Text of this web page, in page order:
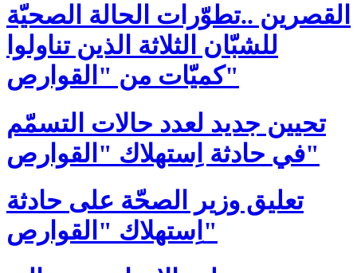
القصرين ..تطوّرات الحالة الصحيّة
للشبّان الثلاثة الذين تناولوا
كميّات من "القوارص"
تحيين جديد لعدد حالات التسمّم
في حادثة اِستهلاك "القوارص"
تعليق وزير الصحّة على حادثة
اِستهلاك "القوارص"